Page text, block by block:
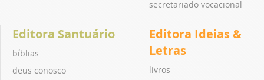
secretariado vocacional
Editora Santuário
bíblias
deus conosco
Editora Ideias &
Letras
livros